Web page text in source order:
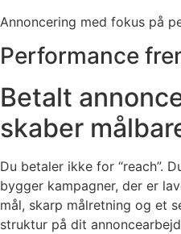
Annoncering med fokus på
Performance
Betalt
skaber
Du betaler ikke for “reach”.
bygger kampagner, der er
mål, skarp målretning og et
struktur på dit